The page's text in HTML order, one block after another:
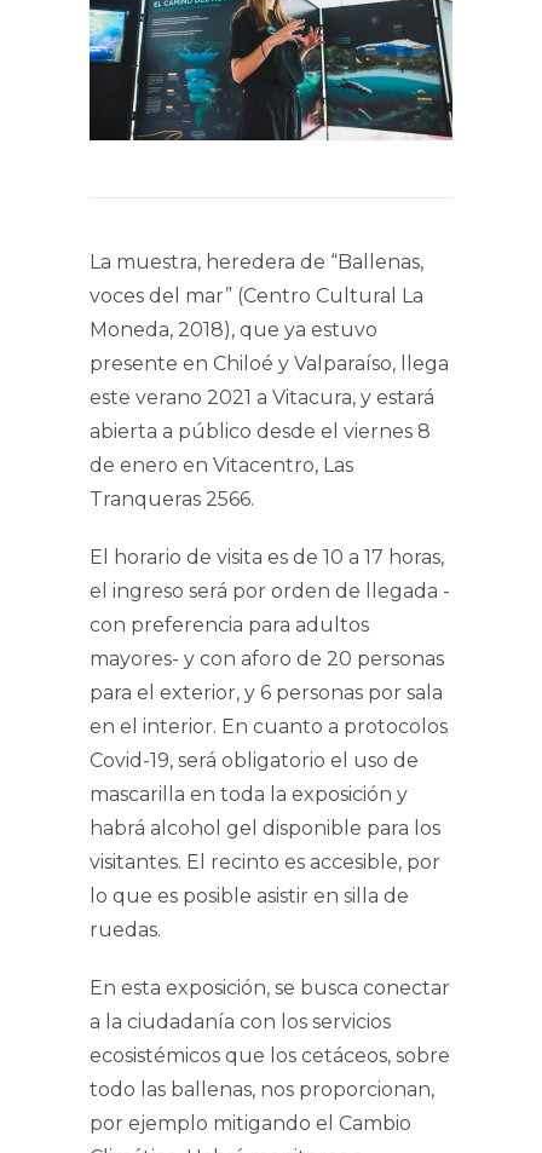
La muestra, heredera de “Ballenas,
voces del mar” (Centro Cultural La
Moneda, 2018), que ya estuvo
presente en Chiloé y Valparaíso, llega
este verano 2021 a Vitacura, y estará
abierta a público desde el viernes 8
de enero en Vitacentro, Las
Tranqueras 2566.
El horario de visita es de 10 a 17 horas,
el ingreso será por orden de llegada -
con preferencia para adultos
mayores- y con aforo de 20 personas
para el exterior, y 6 personas por sala
en el interior. En cuanto a protocolos
Covid-19, será obligatorio el uso de
mascarilla en toda la exposición y
habrá alcohol gel disponible para los
visitantes. El recinto es accesible, por
lo que es posible asistir en silla de
ruedas.
En esta exposición, se busca conectar
a la ciudadanía con los servicios
ecosistémicos que los cetáceos, sobre
todo las ballenas, nos proporcionan,
por ejemplo mitigando el Cambio